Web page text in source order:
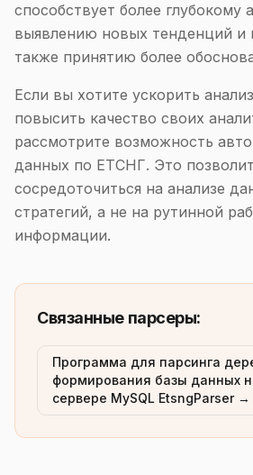
способствует более глубокому
выявлению новых тенденций и
также принятию более
Если вы хотите ускорить
повысить качество своих
рассмотрите возможность
данных по ЕТСНГ. Это
сосредоточиться на анализе
стратегий, а не на рутинной
информации.
Связанные парсеры:
Программа для парсинга
формирования базы данных
сервере MySQL EtsngParser →